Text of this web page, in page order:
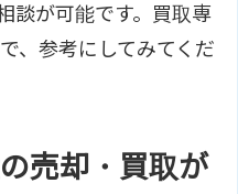
談が可能です。買取専
、参考にしてみてくだ
売却・買取が